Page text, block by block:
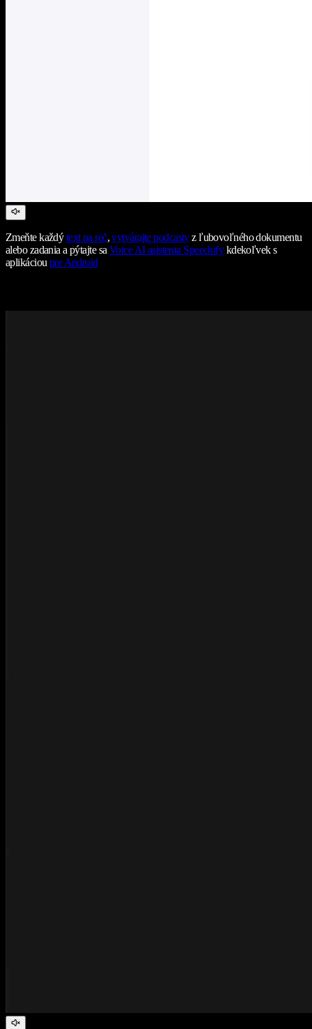
Zmeňte každýtext na reč,vytvárajte podcastyz ľubovoľného dokumentu
alebo zadania a pýtajte saVoice AI asistenta Speechifykdekoľvek s
aplikácioupre Android